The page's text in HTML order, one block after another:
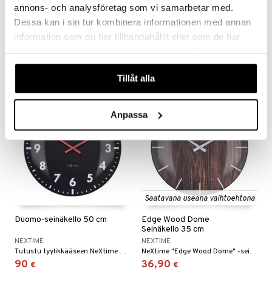
annons- och analysföretag som vi samarbetar med.
Dessa kan i sin tur kombinera informationen med annan
information som du har tillhandahållit eller som de har
våra cookies vid fortsatt användande av vår webbplats.
Tillåt alla
Anpassa
Digitaalinen
seinä-/pöytäkello 27 cm
NEXTIME
NeXtime Digital LED-kello on ihanteellinen sekä seinä- että pöytäkellona. Kellon rohkea kontrasti ja minimalistinen muotoilu luovat modernin vaikutelman jokaiseen huoneeseen.
Duomo Seinäkello 35 cm
NEXTIME
Duomo-seinäkello 50 cm
NEXTIME
Tutustu tyylikkääseen NeXtime Duomo 50:een, vaikuttavaan hiljaiseen seinäkelloon, joka korostaa trendikästä ilmettä erottuvalla eleganssillaan. Sen moderni muotoilu, jossa on nykyaikaiset numerot ja indeksit, tekee tästä kellosta varmasti katseenvangitsijan kotonasi tai toimistossasi.
90 €
Saatavana useana vaihtoehtona
Edge Wood Dome
Seinäkello 35 cm
NEXTIME
NeXtime "Edge Wood Dome" -seinäkello (Ø35cm) on kellotaulu, jossa on puupainatus ja viivamainen indeksi. Kupolinmuotoinen lasi tuo ripauksen eleganssia luonnolliseen puuilmeeseen.
36,90 €